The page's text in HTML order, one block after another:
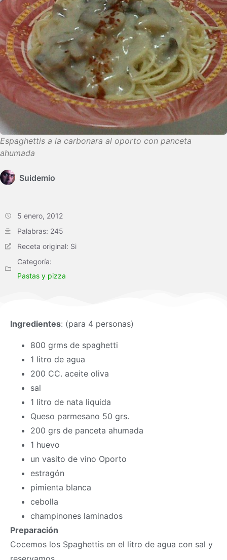
Espaghettis a la carbonara al oporto con panceta
ahumada
Suidemio
5 enero, 2012
Palabras: 245
Receta original: Si
Categoría:
Pastas y pizza
Ingredientes: (para 4 personas)
800 grms de spaghetti
1 litro de agua
200 CC. aceite oliva
sal
1 litro de nata liquida
Queso parmesano 50 grs.
200 grs de panceta ahumada
1 huevo
un vasito de vino Oporto
estragón
pimienta blanca
cebolla
champinones laminados
Preparación
Cocemos los Spaghettis en el litro de agua con sal y